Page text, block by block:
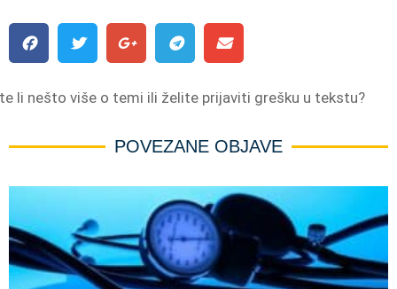
li nešto više o temi ili želite prijaviti grešku u tekstu?
POVEZANE OBJAVE